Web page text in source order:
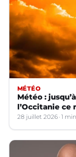
MÉTÉO
Météo :
l’Occitanie ce
28 juillet 2026 1 min